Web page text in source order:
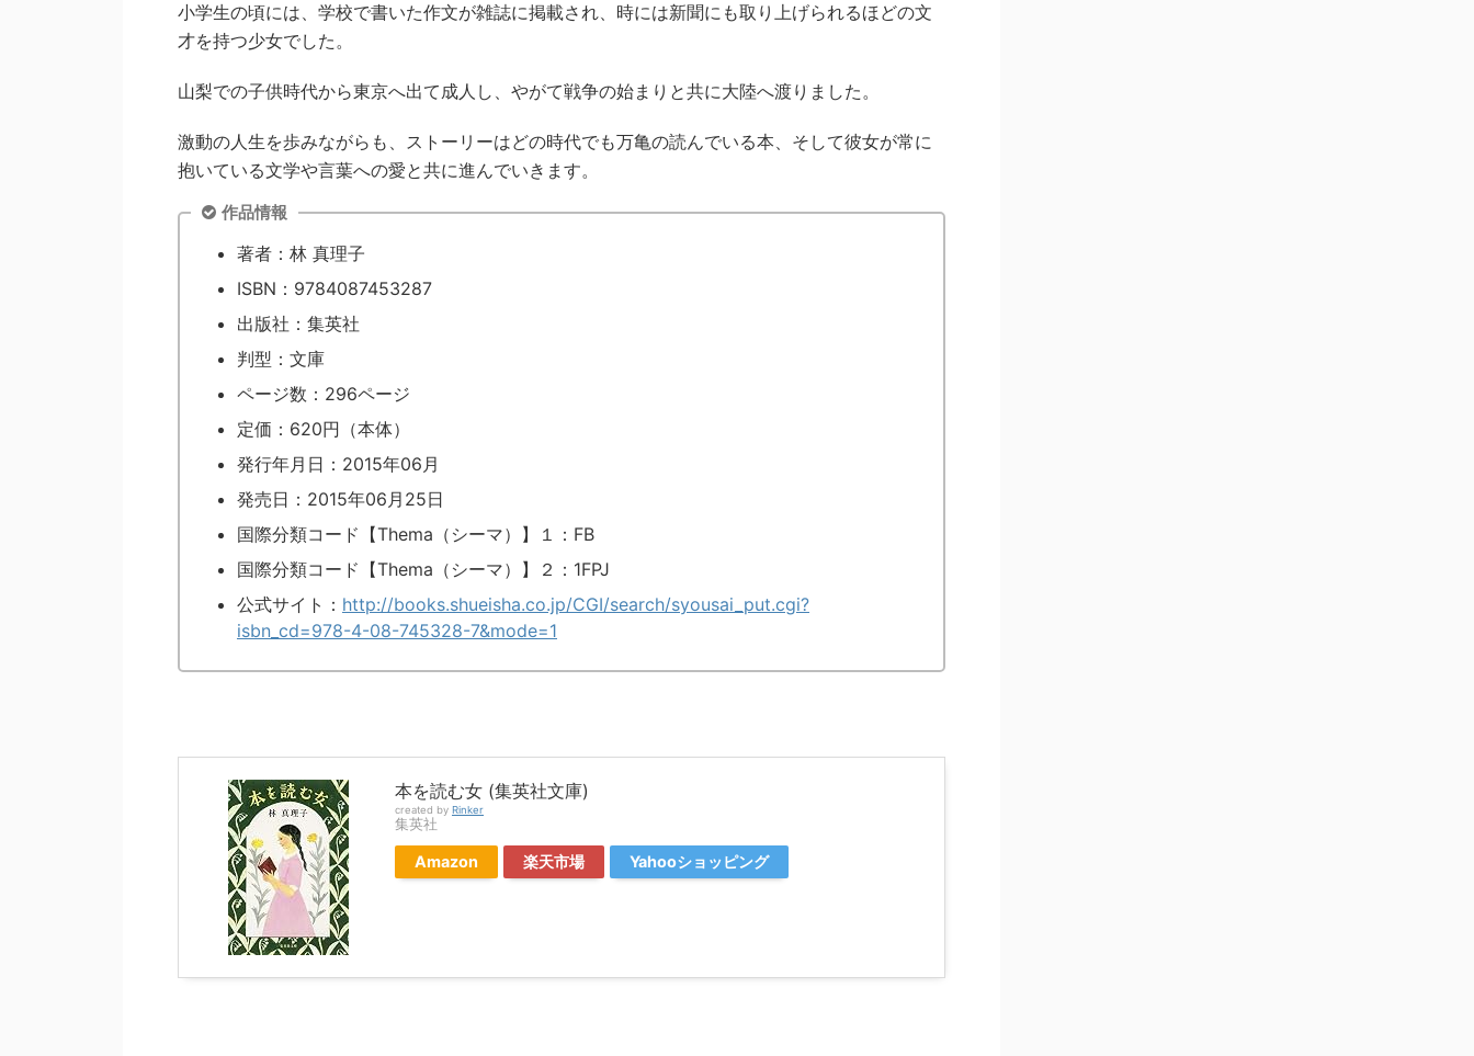
小学生の頃には、学校で書いた作文が雑誌に掲載され、時には新聞にも取り上げられるほどの文
才を持つ少女でした。
山梨での子供時代から東京へ出て成人し、やがて戦争の始まりと共に大陸へ渡りました。
激動の人生を歩みながらも、ストーリーはどの時代でも万亀の読んでいる本、そして彼女が常に
抱いている文学や言葉への愛と共に進んでいきます。
作品情報
著者：林 真理子
ISBN：9784087453287
出版社：集英社
判型：文庫
ページ数：296ページ
定価：620円（本体）
発行年月日：2015年06月
発売日：2015年06月25日
国際分類コード【Thema（シーマ）】１：FB
国際分類コード【Thema（シーマ）】２：1FPJ
公式サイト： http://books.shueisha.co.jp/CGI/search/syousai_put.cgi?
isbn_cd=978-4-08-745328-7&mode=1
本を読む女 (集英社文庫)
created by Rinker
集英社
Amazon 楽天市場 Yahooショッピング